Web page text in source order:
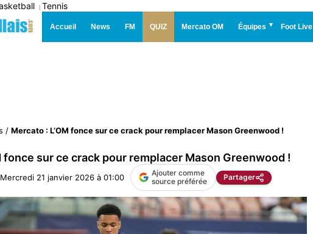
| Tennis
Accueil News FM QUIZ Mercato OM Équipes Foot Live
/ Mercato : L’OM fonce sur ce crack pour remplacer Mason Greenwood !
fonce sur ce crack pour remplacer Mason Greenwood !
Mercredi 21 janvier 2026 à 01:00
Ajouter comme
source préférée
Partager